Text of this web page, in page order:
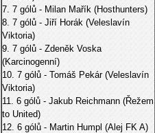
7. 7 gólů - Milan Mařík (Hosthunters)
8. 7 gólů - Jiří Horák (Veleslavín
Viktoria)
9. 7 gólů - Zdeněk Voska
(Karcinogenní)
10. 7 gólů - Tomáš Pekár (Veleslavín
Viktoria)
11. 6 gólů - Jakub Reichmann (Řežem
to United)
12. 6 gólů - Martin Humpl (Alej FK A)